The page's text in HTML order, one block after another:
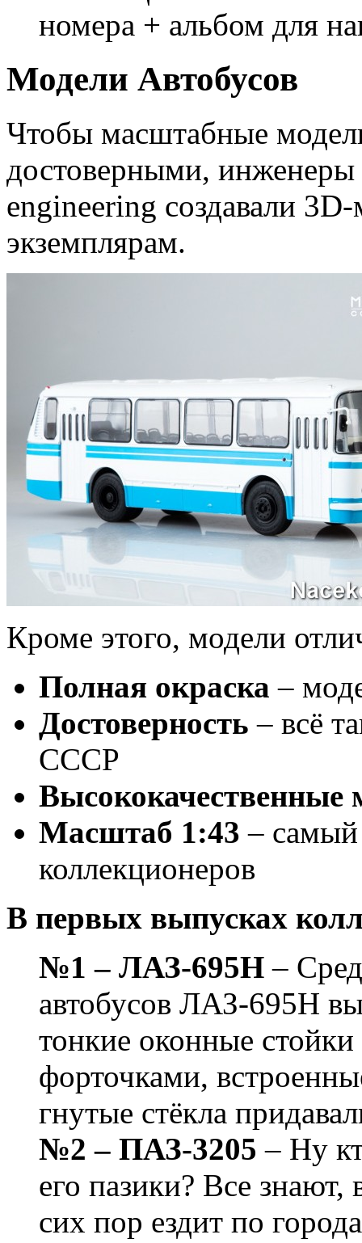
номера + альбом для
Модели Автобусов
Чтобы масштабные
достоверными,
engineering создавали
экземплярам.
Кроме этого, модели
Полная окраска –
Достоверность – всё
СССР
Высококачественные
Масштаб 1:43 –
коллекционеров
В первых выпусках
№1 – ЛАЗ-695Н –
автобусов ЛАЗ-695Н
тонкие оконные
форточками,
гнутые стёкла
№2 – ПАЗ-3205 – Ну
его пазики? Все знают,
сих пор ездит по